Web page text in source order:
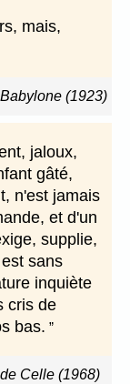
mais,
(1923)
jaloux,
gâté,
n'est jamais
et d'un
supplie,
sans
inquiète
cris de
bas.
Celle (1968)